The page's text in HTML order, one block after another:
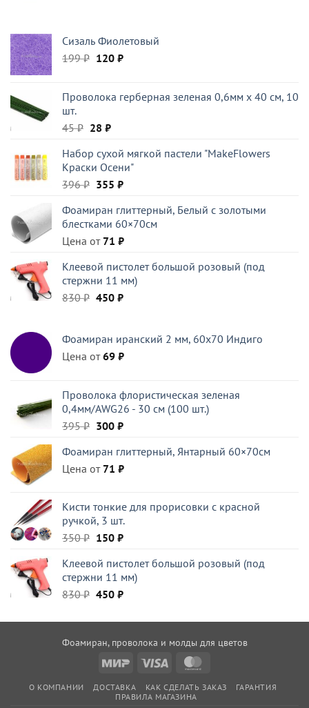
Сизаль Фиолетовый
199₽ Первоначальная
199 ₽.
120 ₽Текущая
Проволока герберная зеленая 0,6мм x 40 см, 10
шт.
45₽ Первоначальная
составляла
45 ₽.
28 ₽Текущая
28 ₽.
Набор сухой мягкой пастели "MakeFlowers
Краски Осени"
396₽ Первоначальная
составляла
396 ₽.
355 ₽Текущая
355 ₽.
Фоамиран глиттерный, Белый c золотыми
блестками 60×70см
Цена от 71 ₽
Клеевой пистолет большой розовый (под
стержни 11 мм)
830₽ Первоначальная
830 ₽.
450 ₽Текущая
Фоамиран иранский 2 мм, 60х70 Индиго
Цена от69 ₽
Проволока флористическая зеленая
0,4мм/AWG26 - 30 см (100 шт.)
395₽ Первоначальная
составляла
395 ₽.
300 ₽Текущая
300 ₽.
Фоамиран глиттерный, Янтарный 60×70см
Цена от 71 ₽
Кисти тонкие для прорисовки с красной
ручкой, 3 шт.
350₽ Первоначальная
составляла
350 ₽.
150 ₽Текущая
150 ₽.
Клеевой пистолет большой розовый (под
стержни 11 мм)
830₽ Первоначальная
составляла
450 ₽Текущая
450 ₽.
Фоамиран, проволока и молды для цветов
Mir
Visa
О КОМПАНИИ ДОСТАВКА КАК СДЕЛАТЬ ЗАКАЗ
ГАРАНТИЯ
ПРАВИЛА МАГАЗИНА